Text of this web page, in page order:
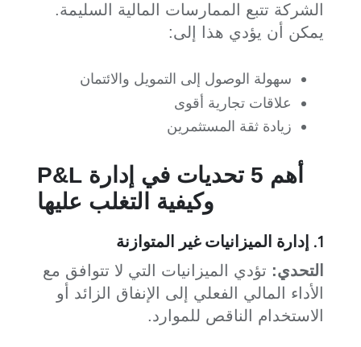
الشركة تتبع الممارسات المالية السليمة.
يمكن أن يؤدي هذا إلى:
سهولة الوصول إلى التمويل والائتمان
علاقات تجارية أقوى
زيادة ثقة المستثمرين
أهم 5 تحديات في إدارة P&L
وكيفية التغلب عليها
1. إدارة الميزانيات غير المتوازنة
التحدي: تؤدي الميزانيات التي لا تتوافق مع
الأداء المالي الفعلي إلى الإنفاق الزائد أو
الاستخدام الناقص للموارد.